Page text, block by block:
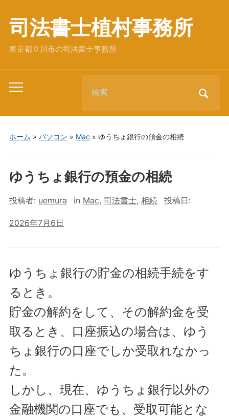
司法書士植村事務所
東京都立川市の司法書士事務所
Toggle
menu
for:
ホーム » パソコン » Mac » ゆうちょ銀行の預金の相続
ゆうちょ銀行の預金の相続
投稿者: uemura in Mac, 司法書士, 相続 投稿日:
2026年7月6日
ゆうちょ銀行の貯金の相続手続をす
るとき。
貯金の解約をして、その解約金を受
取るとき、口座振込の場合は、ゆう
ちょ銀行の口座でしか受取れなかっ
た。
しかし、現在、ゆうちょ銀行以外の
金融機関の口座でも、受取可能とな